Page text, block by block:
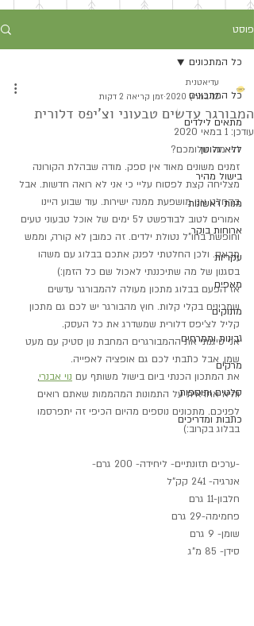
פוסט
כל המתכונים
מתאים לילדים
ללא גלוטן
בישול מהיר
מנות ראשונות
ארוחות בוקר
עקריות
מאפים
מתוקים
גבינות וממרחים
מרקים
סלטים ותוספות
כתבות ומדריכים
כל המתכונים
המבורגר עדשים טבעוני וצ'יפס דלורית
עדיאטנית
12 במרץ 2020
זמן קריאה 2 דקות
עודכן: 1 במאי 2020
היי מה שלומכם?
זמנים משונים מאוד אין ספק. מודה שבהלת הקורונה
מצליחה קצת לפסוח עליי כי אני לא רואה חדשות. אבל
בהחלט אני מושפעת ממנה ישירות. עוד שבוע היינו
אמורים לטוב לבודפשט ל5 ימים של אוכל טבעוני טעים
וחופשת בחו"ל נטולת ילדים. זה כמובן לא קורה, וממש
מבאס. ולכן החלטתי לפנק אתכם בבלוג עם משהו
בסגנון של מה שתיכננתי לאכול שם כל הזמן:)
אז הפעם בבלוג מתכון מעולה להמבורגר עדשים
שמכינים בקלי קלות. חוץ מהבורגר יש לכם גם מתכון
קליל לצ'יפס דלורית שמשדרג את כל העסק.
אני טיגנתי את ההמבורגרים המחבת נון סטיק עם מעט
שמן, אבל כתבתי לכם גם אופציה לאפייה.
את המתכון הכנתי ביום בישול משותף עם נוי אבנרי,
והיא אחראית על התמונות המהממות שאתם רואים
לפניכם. מתכונים נוספים מהיום הכיפי זה יתפרסמו
בבלוג בקרוב:)
-ערכים תזונתיים- ליחידה- 200 גרם-
אנרגיה- 241 קק"ל
חלבון-11 גרם
פחמימה-29 גרם
שומן- 9 גרם
סידן- 85 מ"ג